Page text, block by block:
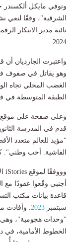
الشرقية"، وفقًا لنعي
نائبة مدير الابتكار
2024.
واعتبرت الجارديان
وهو يقاتل في صفوف
الغضب المحلي تجاه
الطبقة المتوسطة في
وعلى صفحة على موقع
قدم في المدرسة
"مؤيد للعالم متعدد
الفاشية. أحب
قاعدة بيانات مكتب
سبتمبر 2023
"وحدات هجومية"،